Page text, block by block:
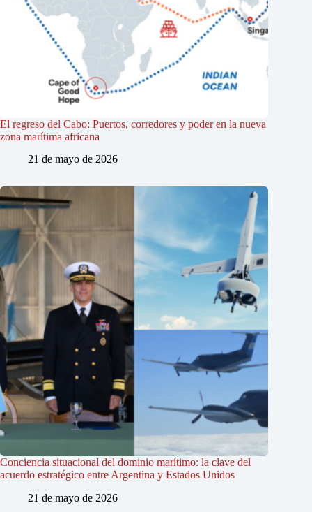
El regreso del Cabo: Puertos, corredores y poder en la nueva
zona marítima africana
21 de mayo de 2026
Conciencia situacional del dominio marítimo: la clave del
acuerdo estratégico entre Argentina y Estados Unidos
21 de mayo de 2026